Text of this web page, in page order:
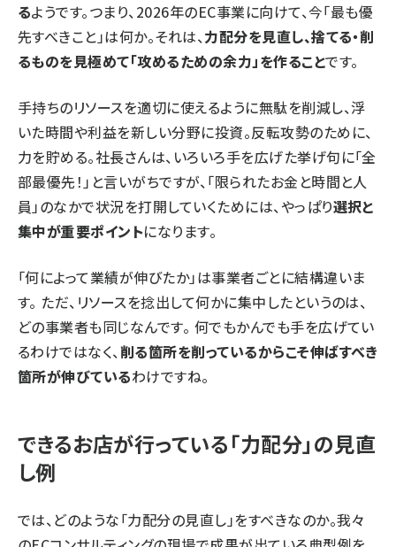
るようです。つまり、2026年のEC事業に向けて、今「最も優
先すべきこと」は何か。それは、力配分を見直し、捨てる・削
るものを見極めて「攻めるための余力」を作ることです。
手持ちのリソースを適切に使えるように無駄を削減し、浮
いた時間や利益を新しい分野に投資。反転攻勢のために、
力を貯める。社長さんは、いろいろ手を広げた挙げ句に「全
部最優先！」と言いがちですが、「限られたお金と時間と人
員」のなかで状況を打開していくためには、やっぱり選択と
集中が重要ポイントになります。
「何によって業績が伸びたか」は事業者ごとに結構違いま
す。 ただ、リソースを捻出して何かに集中したというのは、
どの事業者も同じなんです。 何でもかんでも手を広げてい
るわけではなく、削る箇所を削っているからこそ伸ばすべき
箇所が伸びているわけですね。
できるお店が行っている「力配分」の見直
し例
では、どのような「力配分の見直し」をすべきなのか。我々